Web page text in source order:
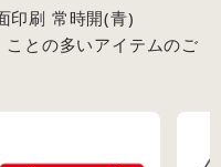
印刷 常時開(青)
との多いアイテムのご